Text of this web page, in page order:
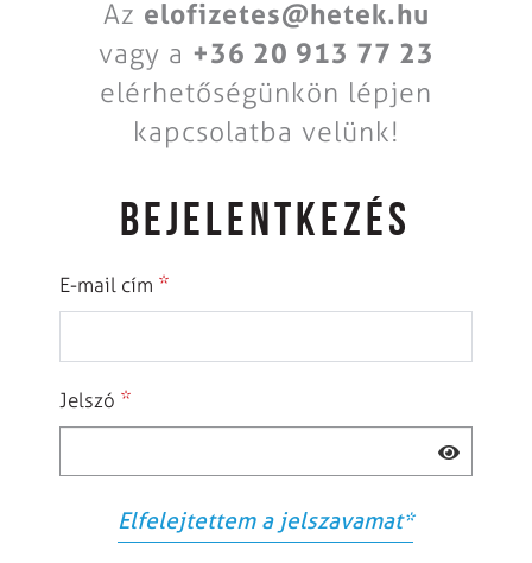
Az elofizetes@hetek.hu
vagy a +36 20 913 77 23
elérhetőségünkön lépjen
kapcsolatba velünk!
BEJELENTKEZÉS
E-mail cím *
Jelszó *
Elfelejtettem a jelszavamat*